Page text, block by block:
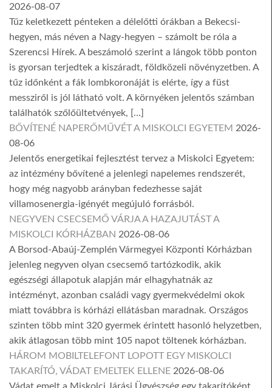
2026-08-07
Tűz keletkezett pénteken a délelőtti órákban a Bekecsi-
hegyen, más néven a Nagy-hegyen – számolt be róla a
Szerencsi Hírek. A beszámoló szerint a lángok több ponton
is gyorsan terjedtek a kiszáradt, földközeli növényzetben. A
tűz időnként a fák lombkoronáját is elérte, így a füst
messziről is jól látható volt. A környéken jelentős számban
találhatók szőlőültetvények, […]
BŐVÍTENÉ NAPERŐMŰVÉT A MISKOLCI EGYETEM 2026-
08-06
Jelentős energetikai fejlesztést tervez a Miskolci Egyetem:
az intézmény bővítené a jelenlegi napelemes rendszerét,
hogy még nagyobb arányban fedezhesse saját
villamosenergia-igényét megújuló forrásból.
NEGYVEN CSECSEMŐ VÁRJA A HAZAJUTÁST A
MISKOLCI KÓRHÁZBAN 2026-08-06
A Borsod-Abaúj-Zemplén Vármegyei Központi Kórházban
jelenleg negyven olyan csecsemő tartózkodik, akik
egészségi állapotuk alapján már elhagyhatnák az
intézményt, azonban családi vagy gyermekvédelmi okok
miatt továbbra is kórházi ellátásban maradnak. Országos
szinten több mint 320 gyermek érintett hasonló helyzetben,
akik átlagosan több mint 105 napot töltenek kórházban.
HÁROM MOBILTELEFONT LOPOTT EGY MISKOLCI
TAKARÍTÓ, VÁDAT EMELTEK ELLENE 2026-08-06